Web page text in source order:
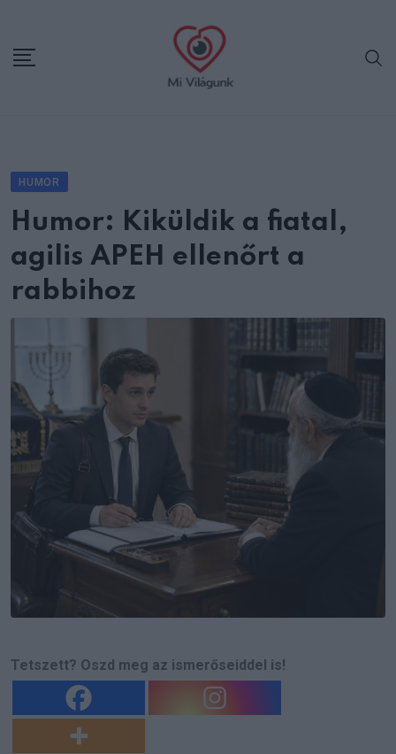
content
HUMOR
Humor: Kiküldik a fiatal,
agilis APEH ellenőrt a
rabbihoz
Tetszett? Oszd meg az ismerőseiddel is!